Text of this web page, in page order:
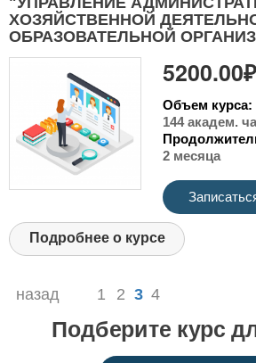
ХОЗЯЙСТВЕННОЙ
ОБРАЗОВАТЕЛЬНОЙ
5200.00₽
Объем курса:
144 академ.
2 месяца
Подробнее о курсе
назад 1 2 3 4
Подберите курс